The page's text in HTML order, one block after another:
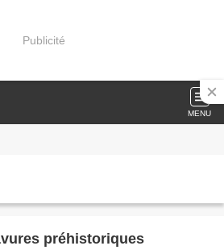
Publicité
MENU
préhistoriques